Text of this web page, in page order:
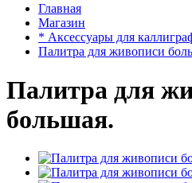
Главная
Магазин
* Аксессуары для
Палитра для живописи
Палитра для
большая.